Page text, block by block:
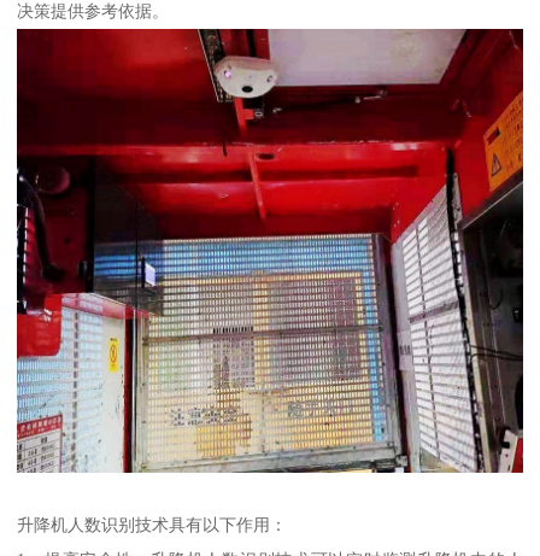
决策提供参考依据。
升降机人数识别技术具有以下作用：